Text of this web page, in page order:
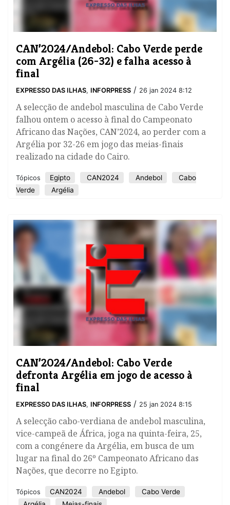
CAN’2024/Andebol: Cabo Verde perde
com Argélia (26-32) e falha acesso à
final
EXPRESSO DAS ILHAS, INFORPRESS / 26 jan 2024 8:12
A selecção de andebol masculina de Cabo Verde
falhou ontem o acesso à final do Campeonato
Africano das Nações, CAN’2024, ao perder com a
Argélia por 32-26 em jogo das meias-finais
realizado na cidade do Cairo.
Tópicos Egipto CAN2024 Andebol
Cabo
Verde
Argélia
CAN’2024/Andebol: Cabo Verde
defronta Argélia em jogo de acesso à
final
EXPRESSO DAS ILHAS, INFORPRESS / 25 jan 2024 8:15
A selecção cabo-verdiana de andebol masculina,
vice-campeã de África, joga na quinta-feira, 25,
com a congénere da Argélia, em busca de um
lugar na final do 26º Campeonato Africano das
Nações, que decorre no Egipto.
Tópicos CAN2024 Andebol
Cabo Verde